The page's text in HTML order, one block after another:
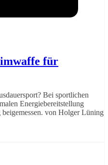
für
Bei sportlichen
Energiebereitstellung
beigemessen. von Holger Lüning